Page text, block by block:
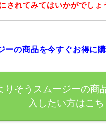
されてみてはいかがでしょ
ーの商品を今すぐお得に
りそうスムージーの商
入したい方はこち